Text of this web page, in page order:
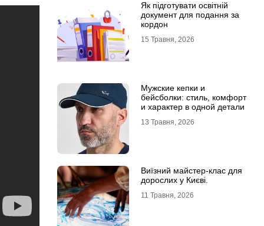
Як підготувати освітній
документ для подання за
кордон
15 Травня, 2026
Мужские кепки и
бейсболки: стиль, комфорт
и характер в одной детали
13 Травня, 2026
Виїзний майстер-клас для
дорослих у Києві.
11 Травня, 2026